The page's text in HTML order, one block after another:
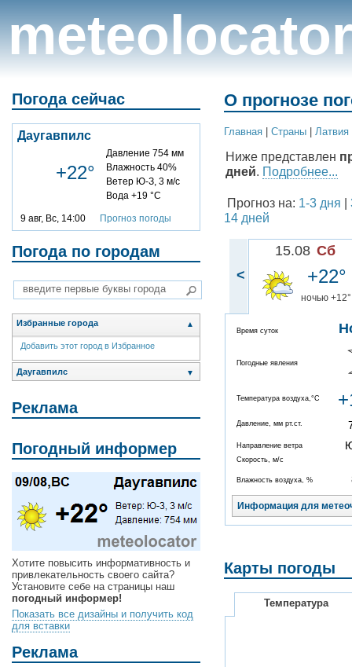
meteolocator
Погода сейчас
Даугавпилс
+22°
Давление 754 мм
Влажность 40%
Ветер Ю-З, 3 м/с
Вода +19 °C
9 авг, Вс, 14:00 Прогноз погоды
Погода по городам
Избранные города ▲
Добавить этот город в Избранное
Даугавпилс ▼
Реклама
Погодный информер
Хотите повысить информативность и
привлекательность своего сайта?
Установите себе на страницы наш
погодный информер!
Показать все дизайны и получить код
для вставки
Реклама
О прогнозе
Главная | Cтраны | Латвия
Ниже представлен
дней Подробнее...
Прогноз на: 1-3 дня |
14 дней
<
15.08 Сб
+22°
ночью +12°
Время суток
Погодные явления
Температура воздуха,°C
Давление, мм рт.ст.
Направление ветра
Скорость, м/с
Влажность воздуха, %
Информация для
Карты погоды
Температура